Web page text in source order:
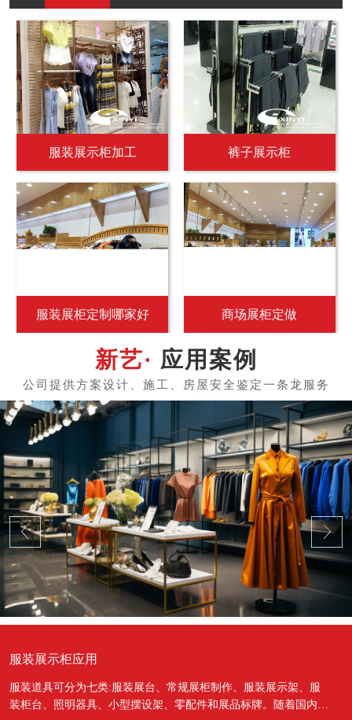
服装展示柜加工 裤子展示柜
服装展柜定制哪家好 商场展柜定做
应用案例
服装展示柜应用
服装道具可分为七类:服装展台、常规展柜制作、服装展示架、服
装柜台、照明器具、小型摆设架、零配件和展品标牌。随着国内经